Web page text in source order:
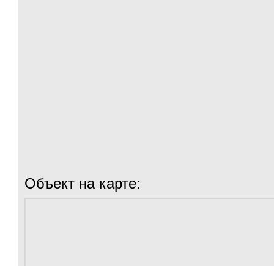
Объект на карте: